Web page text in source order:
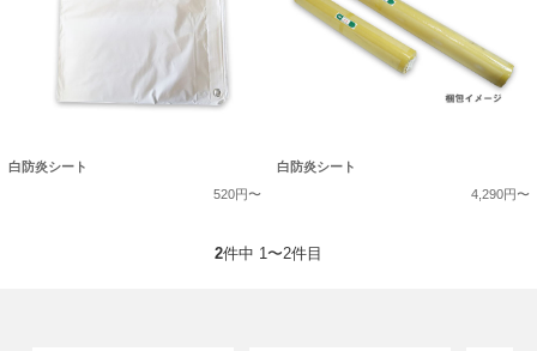
白防炎シート
520円〜
白防炎シート
4,290円〜
2件中 1〜2件目